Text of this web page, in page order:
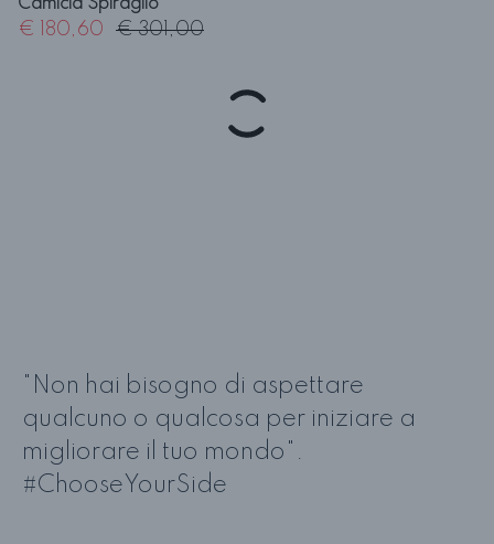
Camicia Spiraglio
€ 180,60 € 301,00
"Non hai bisogno di aspettare
qualcuno o qualcosa per iniziare a
migliorare il tuo mondo".
#ChooseYourSide